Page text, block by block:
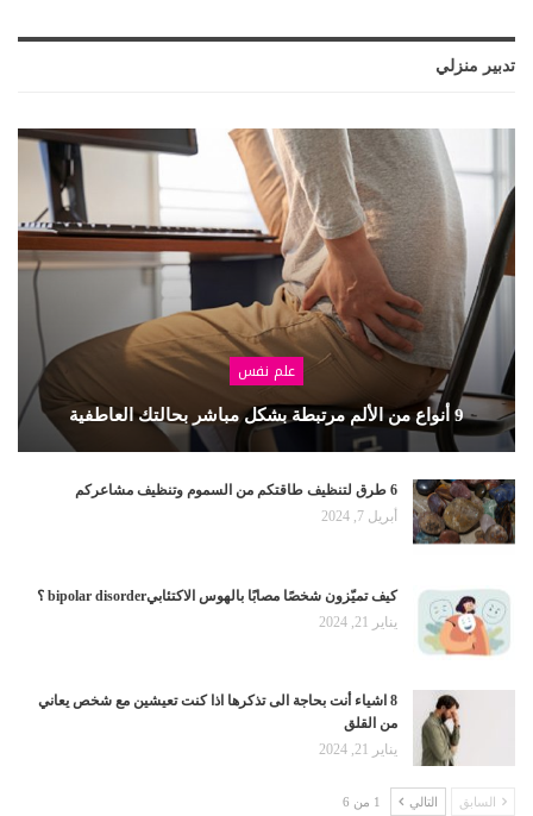
تدبير منزلي
علم نفس
9 أنواع من الألم مرتبطة بشكل مباشر بحالتك العاطفية
6 طرق لتنظيف طاقتكم من السموم وتنظيف مشاعركم
أبريل 7, 2024
كيف تميّزون شخصًا مصابًا بالهوس الاكتئابيbipolar disorder ؟
يناير 21, 2024
8 اشياء أنت بحاجة الى تذكرها اذا كنت تعيشين مع شخص يعاني
من القلق
يناير 21, 2024
السابق التالي 1 من 6